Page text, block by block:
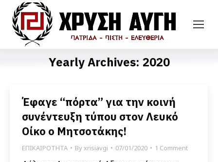
Yearly Archives: 2020
Έφαγε “πόρτα” για την κοινή
συνέντευξη τύπου στον Λευκό
Οίκο ο Μητσοτάκης!
ΕΠΙΚΑΙΡΟΤΗΤΑ Byxrisiavgi 07/01/2020 1 Comment